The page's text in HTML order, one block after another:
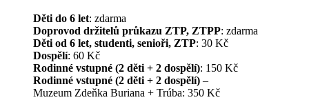
Děti do 6 let: zdarma
Doprovod držitelů průkazu ZTP, ZTPP: zdarma
Děti od 6 let, studenti, senioři, ZTP: 30 Kč
Dospělí: 60 Kč
Rodinné vstupné (2 děti + 2 dospělí): 150 Kč
Rodinné vstupné (2 děti + 2 dospělí) –
Muzeum Zdeňka Buriana + Trúba: 350 Kč